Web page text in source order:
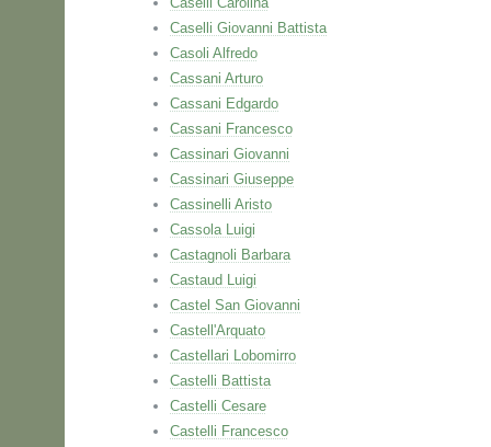
Caselli Giovanni Battista
Casoli Alfredo
Cassani Arturo
Cassani Edgardo
Cassani Francesco
Cassinari Giovanni
Cassinari Giuseppe
Cassinelli Aristo
Cassola Luigi
Castagnoli Barbara
Castaud Luigi
Castel San Giovanni
Castell'Arquato
Castellari Lobomirro
Castelli Battista
Castelli Cesare
Castelli Francesco